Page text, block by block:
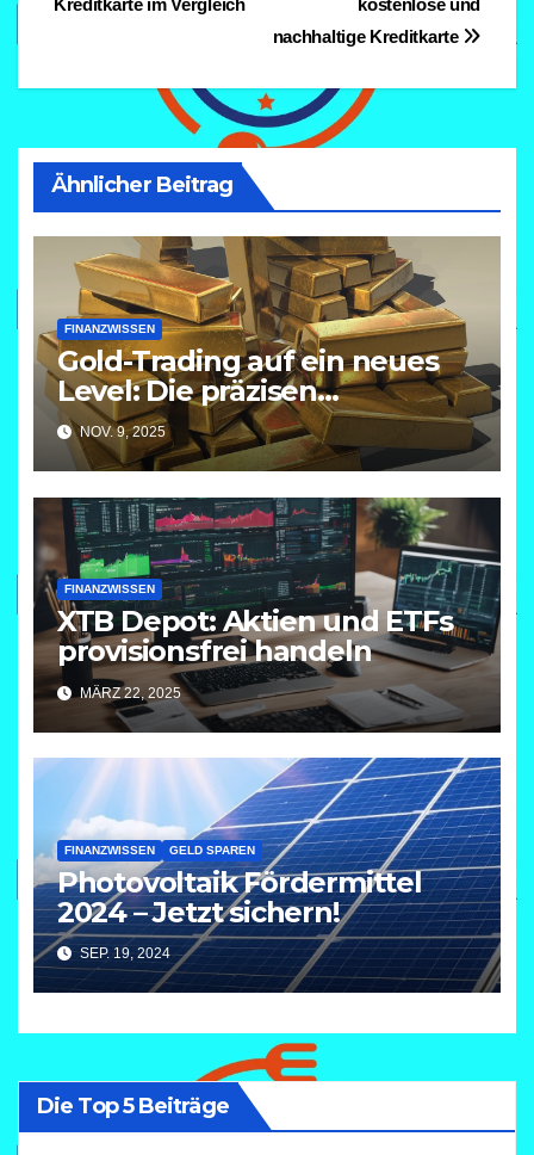
nachhaltige Kreditkarte
Ähnlicher Beitrag
FINANZWISSEN
Gold-Trading auf ein neues
Level: Die präzisen
Volumentrading-Signale von
Peter Sutor
NOV. 9, 2025
FINANZWISSEN
XTB Depot: Aktien und ETFs
provisionsfrei handeln
MÄRZ 22, 2025
FINANZWISSEN GELD SPAREN
Photovoltaik Fördermittel
2024 – Jetzt sichern!
SEP. 19, 2024
Die Top 5 Beiträge